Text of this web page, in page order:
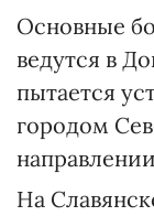
Основные
ведутся в
пытается
городом
На